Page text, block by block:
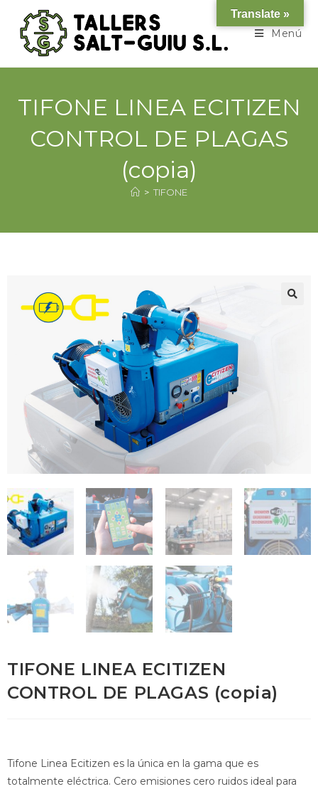
Menú
TIFONE LINEA ECITIZEN
CONTROL DE PLAGAS
(copia)
> TIFONE
TIFONE LINEA ECITIZEN
CONTROL DE PLAGAS (copia)
Tifone Linea Ecitizen es la única en la gama que es
totalmente eléctrica. Cero emisiones cero ruidos ideal para
Translate »